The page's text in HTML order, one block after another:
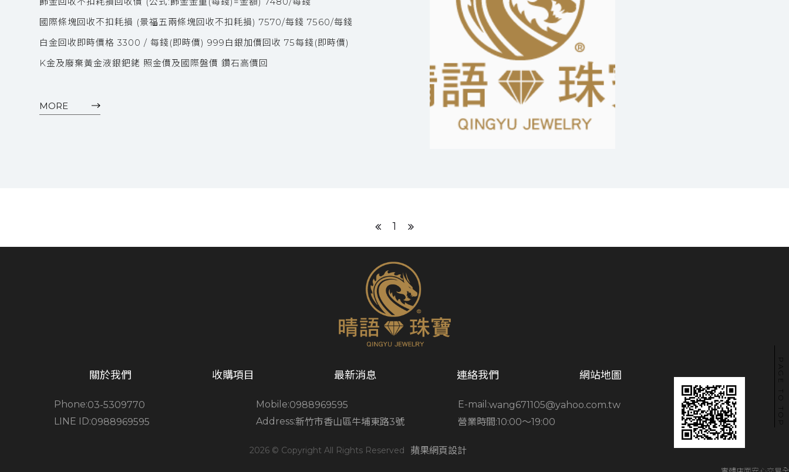
wang671105@yahoo.com.tw
ADDRESS
新竹市香山區牛埔東路3號
國際條塊回收不扣耗損 (景福五兩條塊回收不扣耗損) 7570/每錢 7560/每錢
白金回收即時價格 3300 / 每錢(即時價) 999白銀加價回收 75每錢(即時價)
K金及廢棄黃金液銀鈀銠 照金價及國際盤價 鑽石高價回
MORE
1
關於我們 收購項目 最新消息 連絡我們 網站地圖
Phone:03-5309770 Mobile:0988969595 E-mail:wang671105@yahoo.com.tw
LINE ID:0988969595 Address:新竹市香山區牛埔東路3號 營業時間:10:00～19:00
2026 © Copyright All Rights Reserved 蘋果網頁設計
PAGE TO TOP